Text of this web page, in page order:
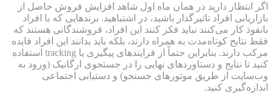
اگر انتظار دارید در همان ماه اول شاهد افزایش فروش حاصل از
بازاریابی افراد تاثیرگذار باشید، در اشتباهید. برندهایی که با افراد
بانفوذ کار می‌کنند نباید فکر کنند این افراد، فروشندگانی هستند که
فقط نتایج کوتاه‌مدت به همراه دارند، بلکه باید بدانند این افراد فایده
مرکب دارند. بنابراین حتماً از فرایندهای پیگیری یا tracking استفاده
کنید تا نتایج و دستاوردهای نهایی را در جستجوی ارگانیک (ورود به
وب‌سایت از طریق موتورهای جستجو) و دستیابی اجتماعی
اندازه‌گیری کنید.